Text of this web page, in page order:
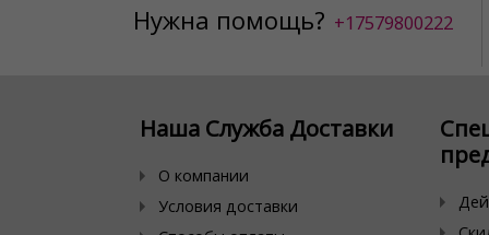
Нужна помощь? +17579800222
Наша Служба Доставки
О компании
Условия доставки